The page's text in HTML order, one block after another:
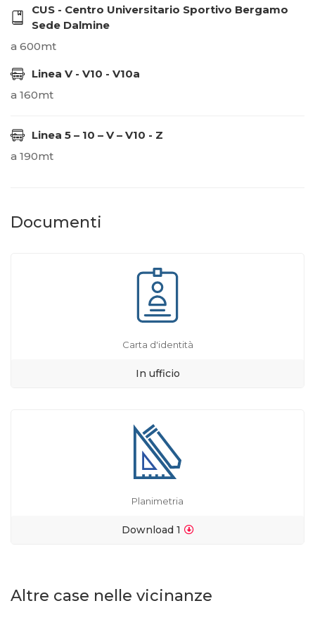
CUS - Centro Universitario Sportivo Bergamo
Sede Dalmine
a 600mt
Linea V - V10 - V10a
a 160mt
Linea 5 – 10 – V – V10 - Z
a 190mt
Documenti
Carta d'identità
In ufficio
Planimetria
Download 1
Altre case nelle vicinanze